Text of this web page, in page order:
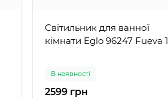
Світильник для ванної
кімнати Eglo 96247 Fueva 1
В наявності
2599 грн